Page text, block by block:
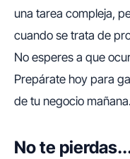
una tarea compleja,
cuando se trata de
No esperes a que
Prepárate hoy para
de tu negocio mañana.
No te